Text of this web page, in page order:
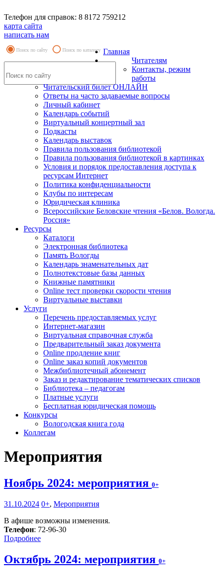
Телефон для справок: 8 8172 759212
карта сайта
написать нам
Поиск по сайту Поиск по каталогу Главная
Читателям
Контакты, режим
работы
Читательский билет ОНЛАЙН
Ответы на часто задаваемые вопросы
Личный кабинет
Календарь событий
Виртуальный концертный зал
Подкасты
Календарь выставок
Правила пользования библиотекой
Правила пользования библиотекой в картинках
Условия и порядок предоставления доступа к
ресурсам Интернет
Политика конфиденциальности
Клубы по интересам
Юридическая клиника
Всероссийские Беловские чтения «Белов. Вологда.
Россия»
Ресурсы
Каталоги
Электронная библиотека
Память Вологды
Календарь знаменательных дат
Полнотекстовые базы данных
Книжные памятники
Online тест проверки скорости чтения
Виртуальные выставки
Услуги
Перечень предоставляемых услуг
Интернет-магазин
Виртуальная справочная служба
Предварительный заказ документа
Online продление книг
Online заказ копий документов
Межбиблиотечный абонемент
Заказ и редактирование тематических списков
Библиотека – педагогам
Платные услуги
Бесплатная юридическая помощь
Конкурсы
Вологодская книга года
Коллегам
Мероприятия
Ноябрь 2024: мероприятия 0+
31.10.2024 0+, Мероприятия
В афише возможны изменения.
Телефон: 72-96-30
Подробнее
Октябрь 2024: мероприятия 0+